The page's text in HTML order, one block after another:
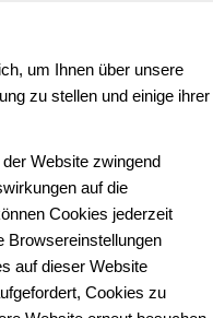
um Ihnen über unsere
zu stellen und einige ihrer
Website zwingend
auf die
Cookies jederzeit
Browsereinstellungen
auf dieser Website
Cookies zu